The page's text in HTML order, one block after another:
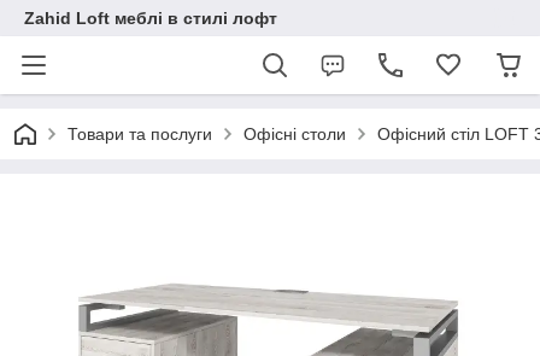
Zahid Loft меблі в стилі лофт
Товари та послуги Офісні столи Офісний стіл LOFT